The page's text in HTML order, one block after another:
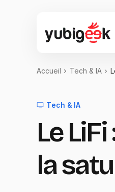
Accueil Tech & IA
Tech & IA
Le
la